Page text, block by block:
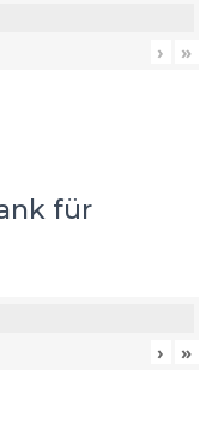
› »
für
› »